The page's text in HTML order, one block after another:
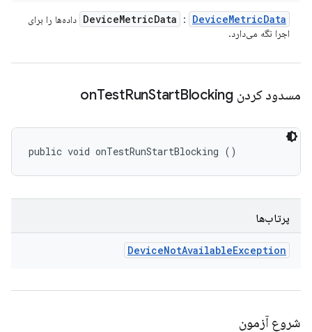
DeviceMetricData : DeviceMetricData
داده‌ها را برای
اجرا نگه می‌دارد.
مسدود کردن on TestRunStartBlocking
public void onTestRunStartBlocking ()
پرتاب‌ها
DeviceNotAvailableException
شروع آزمون